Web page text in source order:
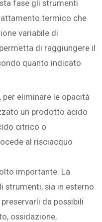
fase gli strumenti
termico che
variabile di
di raggiungere il
quanto indicato
per eliminare le opacità
un prodotto acido
citrico o
al risciacquo
importante. La
strumenti, sia in esterno
da possibili
ossidazione,